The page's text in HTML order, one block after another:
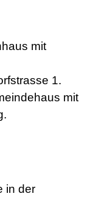
mit
1.
mit
in der